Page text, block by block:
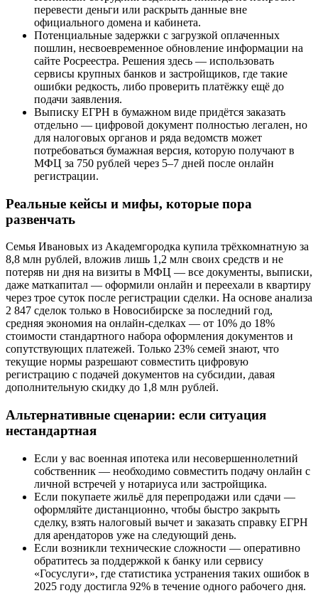
перевести деньги или раскрыть данные вне
официального домена и кабинета.
Потенциальные задержки с загрузкой оплаченных
пошлин, несвоевременное обновление информации на
сайте Росреестра. Решения здесь — использовать
сервисы крупных банков и застройщиков, где такие
ошибки редкость, либо проверить платёжку ещё до
подачи заявления.
Выписку ЕГРН в бумажном виде придётся заказать
отдельно — цифровой документ полностью легален, но
для налоговых органов и ряда ведомств может
потребоваться бумажная версия, которую получают в
МФЦ за 750 рублей через 5–7 дней после онлайн
регистрации.
Реальные кейсы и мифы, которые пора
развенчать
Семья Ивановых из Академгородка купила трёхкомнатную за
8,8 млн рублей, вложив лишь 1,2 млн своих средств и не
потеряв ни дня на визиты в МФЦ — все документы, выписки,
даже маткапитал — оформили онлайн и переехали в квартиру
через трое суток после регистрации сделки. На основе анализа
2 847 сделок только в Новосибирске за последний год,
средняя экономия на онлайн-сделках — от 10% до 18%
стоимости стандартного набора оформления документов и
сопутствующих платежей. Только 23% семей знают, что
текущие нормы разрешают совместить цифровую
регистрацию с подачей документов на субсидии, давая
дополнительную скидку до 1,8 млн рублей.
Альтернативные сценарии: если ситуация
нестандартная
Если у вас военная ипотека или несовершеннолетний
собственник — необходимо совместить подачу онлайн с
личной встречей у нотариуса или застройщика.
Если покупаете жильё для перепродажи или сдачи —
оформляйте дистанционно, чтобы быстро закрыть
сделку, взять налоговый вычет и заказать справку ЕГРН
для арендаторов уже на следующий день.
Если возникли технические сложности — оперативно
обратитесь за поддержкой к банку или сервису
«Госуслуги», где статистика устранения таких ошибок в
2025 году достигла 92% в течение одного рабочего дня.